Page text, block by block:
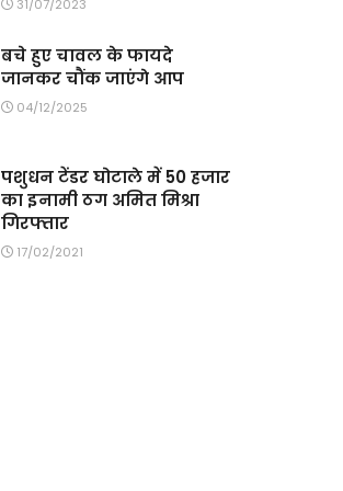
31/07/2023
बचे हुए चावल के फायदे
जानकर चौंक जाएंगे आप
04/12/2025
पशुधन टेंडर घोटाले में 50 हजार
का इनामी ठग अमित मिश्रा
गिरफ्तार
17/02/2021